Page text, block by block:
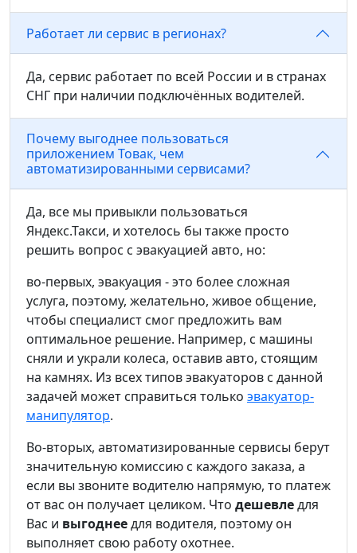
Работает ли сервис в регионах?
Да, сервис работает по всей России и в странах
СНГ при наличии подключённых водителей.
Почему выгоднее пользоваться
приложением Товак, чем
автоматизированными сервисами?
Да, все мы привыкли пользоваться
Яндекс.Такси, и хотелось бы также просто
решить вопрос с эвакуацией авто, но:
во-первых, эвакуация - это более сложная
услуга, поэтому, желательно, живое общение,
чтобы специалист смог предложить вам
оптимальное решение. Например, с машины
сняли и украли колеса, оставив авто, стоящим
на камнях. Из всех типов эвакуаторов с данной
задачей может справиться только эвакуатор-
манипулятор.
Во-вторых, автоматизированные сервисы берут
значительную комиссию с каждого заказа, а
если вы звоните водителю напрямую, то платеж
от вас он получает целиком. Что дешевледля
Вас и выгоднеедля водителя, поэтому он
выполняет свою работу охотнее.